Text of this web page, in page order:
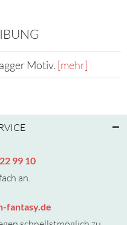
Motiv. [mehr]
99 10
an.
fantasy.de